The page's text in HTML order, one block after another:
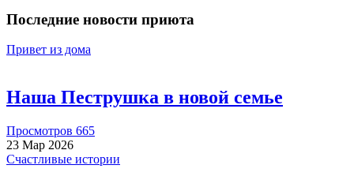
7500.00 RUB
Пожертвовать
Последние новости приюта
Привет из дома
Наша Пеструшка в новой семье
Просмотров 665
23 Мар 2026
Счастливые истории